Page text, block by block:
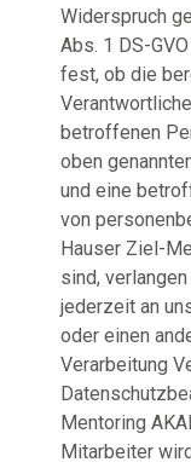
Widerspruch
Abs. 1 DS-
fest, ob die
betroffenen
oben
und eine
von
Hauser Ziel-
sind,
jederzeit an
oder einen
Verarbeitung
Mentoring
Mitarbeiter